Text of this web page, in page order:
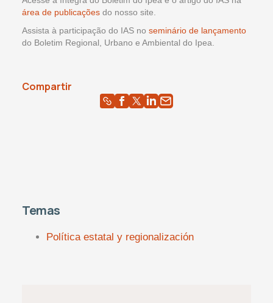
área de publicações do nosso site.
Assista à participação do IAS no seminário de lançamento
do Boletim Regional, Urbano e Ambiental do Ipea.
Compartir
Temas
Política estatal y regionalización